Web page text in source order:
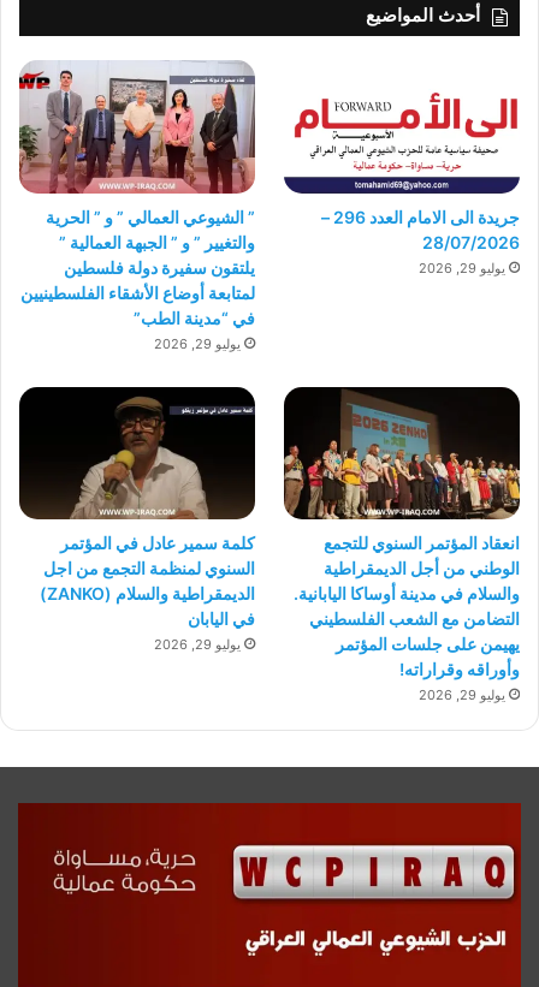
أحدث المواضيع
جريدة الى الامام العدد 296 –
28/07/2026
يوليو 29, 2026
” الشيوعي العمالي ” و ” الحرية
والتغيير ” و ” الجبهة العمالية ”
يلتقون سفيرة دولة فلسطين
لمتابعة أوضاع الأشقاء الفلسطينيين
في “مدينة الطب”
يوليو 29, 2026
انعقاد المؤتمر السنوي للتجمع
الوطني من أجل الديمقراطية
والسلام في مدينة أوساكا اليابانية.
التضامن مع الشعب الفلسطيني
يهيمن على جلسات المؤتمر
وأوراقه وقراراته!
يوليو 29, 2026
كلمة سمير عادل في المؤتمر
السنوي لمنظمة التجمع من اجل
الديمقراطية والسلام (ZANKO)
في اليابان
يوليو 29, 2026